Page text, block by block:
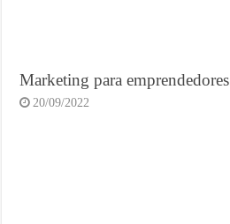
Marketing para emprendedores
20/09/2022